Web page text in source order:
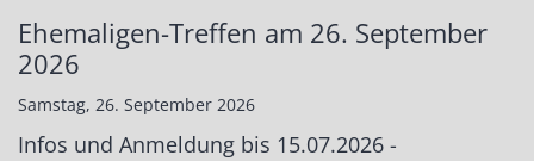
Ehemaligen-Treffen am 26. September
2026
Samstag, 26. September 2026
Infos und Anmeldung bis 15.07.2026 -